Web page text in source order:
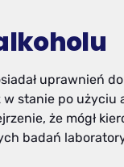
uprawnień
w stanie po
że mógł
badań